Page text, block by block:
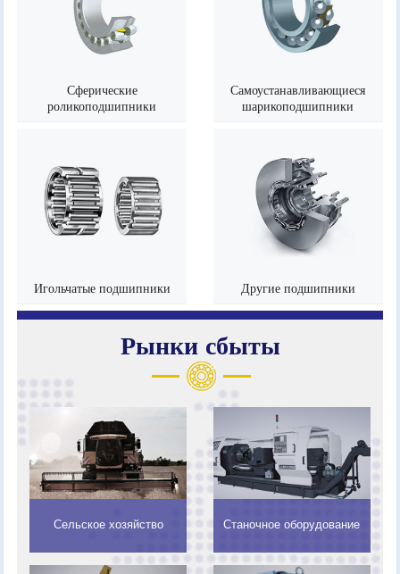
Сферические
роликоподшипники
Самоустанавливающиеся
шарикоподшипники
Игольчатые подшипники Другие подшипники
Рынки сбыты
Сельское хозяйство Станочное оборудование